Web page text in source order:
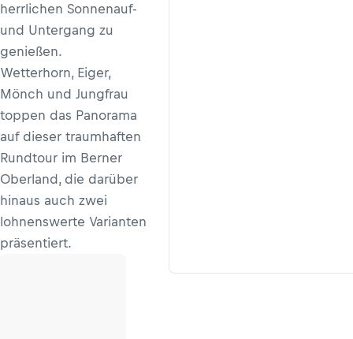
herrlichen Sonnenauf-
und Untergang zu
genießen.
Wetterhorn, Eiger,
Mönch und Jungfrau
toppen das Panorama
auf dieser traumhaften
Rundtour im Berner
Oberland, die darüber
hinaus auch zwei
lohnenswerte Varianten
präsentiert.